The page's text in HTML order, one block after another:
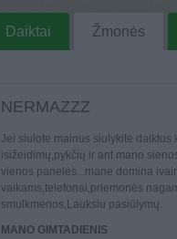
Daiktai Žmonės
NERMAZZZ
Jei siulote mainus siulykite
isižeidimų,pykčių ir ant mano
vienos panelės...mane domina
vaikams,telefonai,priemonės
smulkmenos,Lauksiu pasiūlymų.
MANO GIMTADIENIS